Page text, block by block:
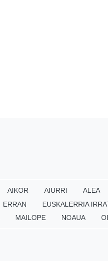
AIKOR AIURRI ALEA
ERRAN EUSKALERRIA
MAILOPE NOAUA